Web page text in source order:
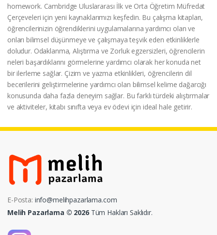
homework. Cambridge Uluslararası İlk ve Orta Öğretim Müfredat
Çerçeveleri için yeni kaynaklarımızı keşfedin. Bu çalışma kitapları,
öğrencilerinizin öğrendiklerini uygulamalarına yardımcı olan ve
onları bilimsel düşünmeye ve çalışmaya teşvik eden etkinliklerle
doludur. Odaklanma, Alıştırma ve Zorluk egzersizleri, öğrencilerin
neleri başardıklarını görmelerine yardımcı olarak her konuda net
bir ilerleme sağlar. Çizim ve yazma etkinlikleri, öğrencilerin dil
becerilerini geliştirmelerine yardımcı olan bilimsel kelime dağarcığı
konusunda daha fazla deneyim sağlar. Bu farklı türdeki alıştırmalar
ve aktiviteler, kitabı sınıfta veya ev ödevi için ideal hale getirir.
E-Posta: info@melihpazarlama.com
Melih Pazarlama © 2026Tüm Hakları Saklıdır.